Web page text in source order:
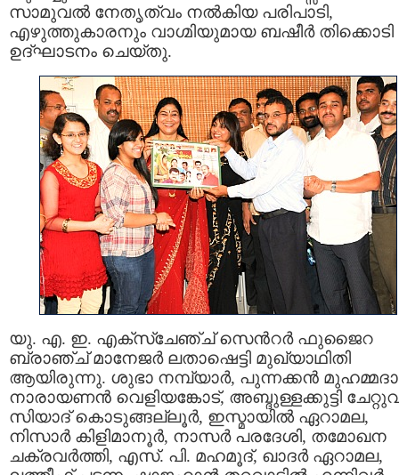
സാമുവല്‍ നേതൃത്വം നല്‍കിയ പരിപാടി,
എഴുത്തുകാരനും വാഗ്മിയുമായ ബഷീര്‍ തിക്കൊടി
ഉദ്ഘാടനം ചെയ്തു.
യു. എ. ഇ. എക്സ്ചേഞ്ച് സെന്‍റര്‍ ഫുജൈറ
ബ്രാഞ്ച് മാനേജര്‍ ലതാഷെട്ടി മുഖ്യാഥിതി
ആയിരുന്നു. ശുഭാ നമ്പ്യാര്‍, പുന്നക്കന്‍
നാരായണന്‍ വെളിയങ്കോട്, അബ്ദുള്ളക്കുട്ടി
സിയാദ് കൊടുങ്ങല്ലൂര്‍, ഇസ്മായില്‍ ഏറാമല,
നിസാര്‍ കിളിമാനൂര്‍, നാസര്‍ പരദേശി, തമോഖന
ചക്രവര്‍ത്തി, എസ്. പി. മഹമൂദ്, ഖാദര്‍ ഏറാമല,